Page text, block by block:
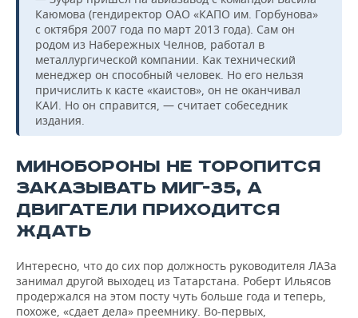
Каюмова (гендиректор ОАО «КАПО им. Горбунова»
с октября 2007 года по март 2013 года). Сам он
родом из Набережных Челнов, работал в
металлургической компании. Как технический
менеджер он способный человек. Но его нельзя
причислить к касте «каистов», он не оканчивал
КАИ. Но он справится, — считает собеседник
издания.
МИНОБОРОНЫ НЕ ТОРОПИТСЯ
ЗАКАЗЫВАТЬ МИГ-35, А
ДВИГАТЕЛИ ПРИХОДИТСЯ
ЖДАТЬ
Интересно, что до сих пор должность руководителя ЛАЗа
занимал другой выходец из Татарстана. Роберт Ильясов
продержался на этом посту чуть больше года и теперь,
похоже, «сдает дела» преемнику. Во-первых,